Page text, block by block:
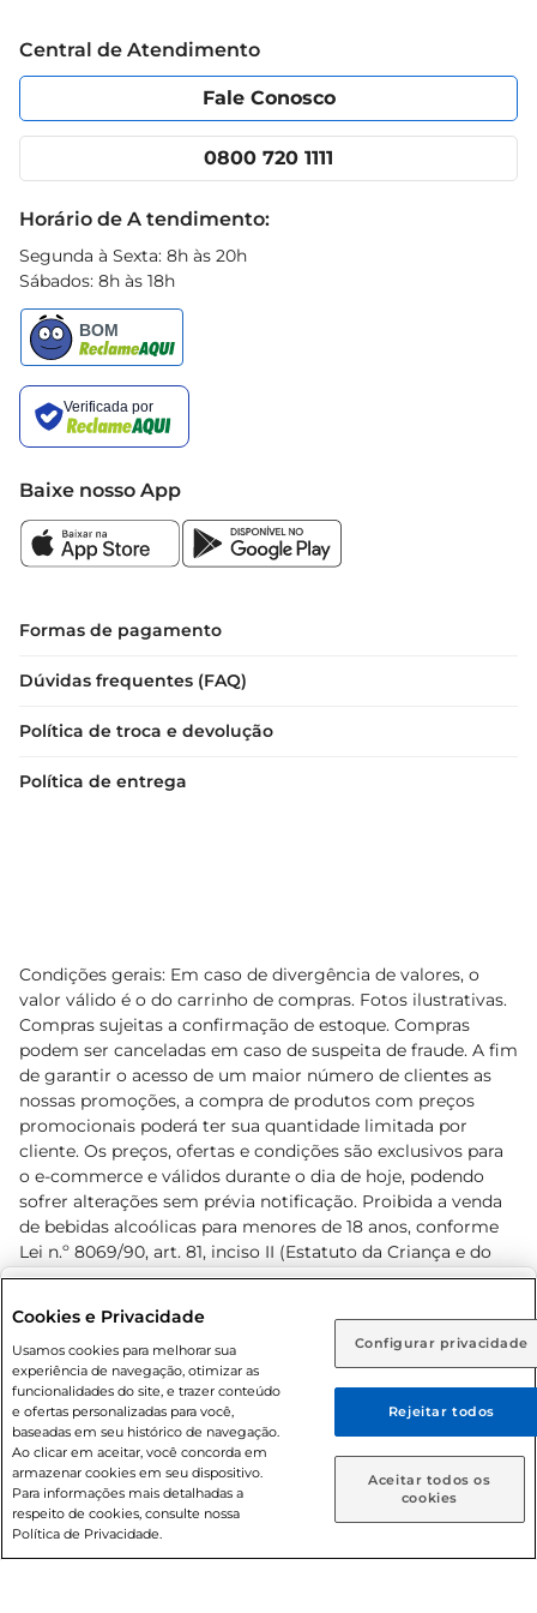
Rio de Janeiro (RJ) Goiás (GO)
Ou
Caso queira comprar online, informe como deseja receber
suas compras:
Entrega em casa Retire em Loja
Política de Privacidade
Portal do fornecedor
Cencosud Media
Código de Ética
App Prezunic
Central de Atendimento
Fale Conosco
0800 720 1111
Horário de A tendimento:
Segunda à Sexta: 8h às 20h
Sábados: 8h às 18h
Baixe nosso App
Formas de pagamento
Dúvidas frequentes (FAQ)
Política de troca e devolução
Política de entrega
Condições gerais: Em caso de divergência de valores, o
valor válido é o do carrinho de compras. Fotos ilustrativas.
Compras sujeitas a confirmação de estoque. Compras
podem ser canceladas em caso de suspeita de fraude. A fim
de garantir o acesso de um maior número de clientes as
nossas promoções, a compra de produtos com preços
promocionais poderá ter sua quantidade limitada por
cliente. Os preços, ofertas e condições são exclusivos para
o e-commerce e válidos durante o dia de hoje, podendo
sofrer alterações sem prévia notificação. Proibida a venda
de bebidas alcoólicas para menores de 18 anos, conforme
Lei n.º 8069/90, art. 81, inciso II (Estatuto da Criança e do
Adolescente). Preços e condições exclusivos para o
prévio. O valor mínimo para as compras on-line é de R$
80,00.
© 2026 Copyright. Todos os direitos
reservados Prezunic.
Cookies e Privacidade
Usamos cookies para melhorar sua
experiência de navegação, otimizar as
funcionalidades do site, e trazer conteúdo
e ofertas personalizadas para você,
baseadas em seu histórico de navegação.
Ao clicar em aceitar, você concorda em
armazenar cookies em seu dispositivo.
Para informações mais detalhadas a
respeito de cookies, consulte nossa
Política de Privacidade.
Configurar privacidade
Rejeitar todos
Aceitar todos os
cookies